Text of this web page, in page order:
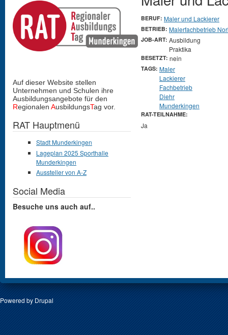
BERUF: Maler und Lackierer
BETRIEB: Malerfachbetrieb
JOB-ART: Ausbildung
Praktika
BESETZT: nein
TAGS: Maler
Lackierer
Fachbetrieb
Diehr
Munderkingen
RAT-TEILNAHME:
Ja
Auf dieser Website stellen
Unternehmen und Schulen ihre
Ausbildungsangebote für den
Regionalen AusbildungsTag vor.
RAT Hauptmenü
Stadt Munderkingen
Lageplan 2025 Sporthalle
Munderkingen
Aussteller von A-Z
Social Media
Besuche uns auch auf..
Powered by Drupal